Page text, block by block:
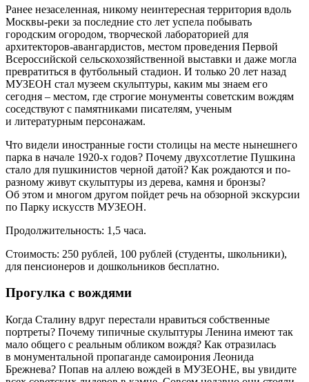
Ранее незаселенная, никому неинтересная территория вдоль
Москвы-реки за последние сто лет успела побывать
городским огородом, творческой лабораторией для
архитекторов-авангардистов, местом проведения Первой
Всероссийской сельскохозяйственной выставки и даже могла
превратиться в футбольный стадион. И только 20 лет назад
МУЗЕОН стал музеем скульптуры, каким мы знаем его
сегодня – местом, где строгие монументы советским вождям
соседствуют с памятниками писателям, ученым
и литературным персонажам.
Что видели иностранные гости столицы на месте нынешнего
парка в начале 1920-х годов? Почему двухсотлетие Пушкина
стало для пушкинистов черной датой? Как рождаются и по-
разному живут скульптуры из дерева, камня и бронзы?
Об этом и многом другом пойдет речь на обзорной экскурсии
по Парку искусств МУЗЕОН.
Продолжительность: 1,5 часа.
Стоимость: 250 рублей, 100 рублей (студенты, школьники),
для пенсионеров и дошкольников бесплатно.
Прогулка с вождями
Когда Сталину вдруг перестали нравиться собственные
портреты? Почему типичные скульптуры Ленина имеют так
мало общего с реальным обликом вождя? Как отразилась
в монументальной пропаганде самоирония Леонида
Брежнева? Попав на аллею вождей в МУЗЕОНЕ, вы увидите